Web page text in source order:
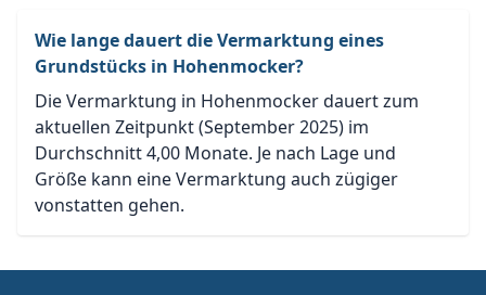
Wie lange dauert die Vermarktung eines
Grundstücks in Hohenmocker?
Die Vermarktung in Hohenmocker dauert zum
aktuellen Zeitpunkt (September 2025) im
Durchschnitt 4,00 Monate. Je nach Lage und
Größe kann eine Vermarktung auch zügiger
vonstatten gehen.